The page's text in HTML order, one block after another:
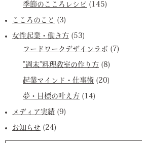
季節のこころレシピ (145)
こころのこと (3)
女性起業・働き方 (53)
フードワークデザインラボ (7)
”週末”料理教室の作り方 (8)
起業マインド・仕事術 (20)
夢・目標の叶え方 (14)
メディア実績 (9)
お知らせ (24)